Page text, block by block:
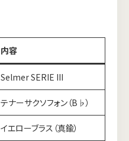
内容
Selmer SERIE III
テナーサクソフォン（B♭）
イエローブラス（真鍮）